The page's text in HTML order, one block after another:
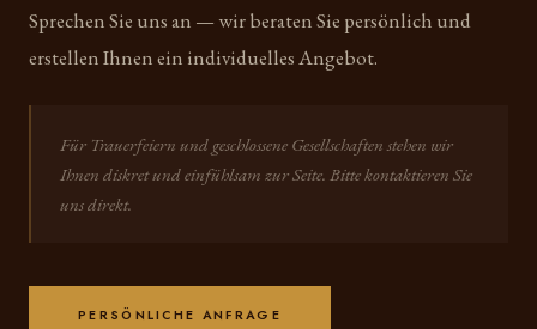
Sprechen Sie uns an — wir beraten Sie persönlich und
erstellen Ihnen ein individuelles Angebot.
Für Trauerfeiern und geschlossene Gesellschaften stehen wir
Ihnen diskret und einfühlsam zur Seite. Bitte kontaktieren Sie
uns direkt.
PERSÖNLICHE ANFRAGE